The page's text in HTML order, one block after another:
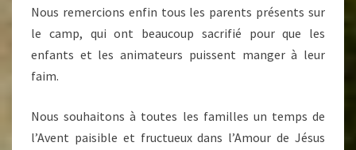
Nous remercions enfin tous les parents présents sur
le camp, qui ont beaucoup sacrifié pour que les
enfants et les animateurs puissent manger à leur
faim.
Nous souhaitons à toutes les familles un temps de
l’Avent paisible et fructueux dans l’Amour de Jésus